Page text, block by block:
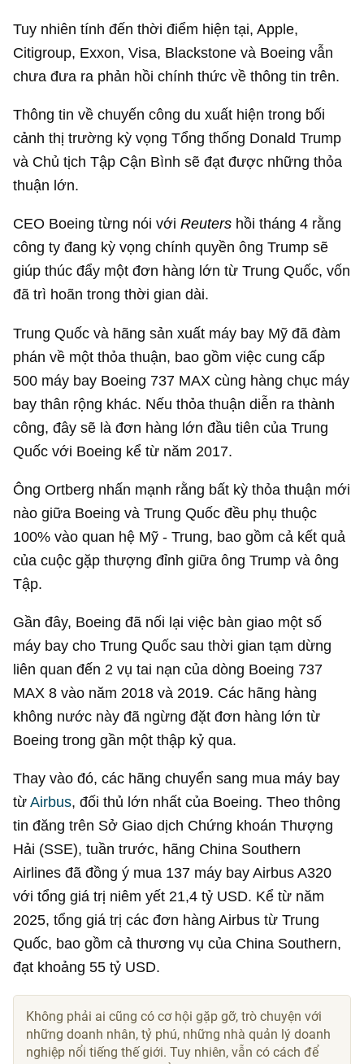
Tuy nhiên tính đến thời điểm hiện tại, Apple,
Citigroup, Exxon, Visa, Blackstone và Boeing vẫn
chưa đưa ra phản hồi chính thức về thông tin trên.
Thông tin về chuyến công du xuất hiện trong bối
cảnh thị trường kỳ vọng Tổng thống Donald Trump
và Chủ tịch Tập Cận Bình sẽ đạt được những thỏa
thuận lớn.
CEO Boeing từng nói vớiReuters hồi tháng 4 rằng
công ty đang kỳ vọng chính quyền ông Trump sẽ
giúp thúc đẩy một đơn hàng lớn từ Trung Quốc, vốn
đã trì hoãn trong thời gian dài.
Trung Quốc và hãng sản xuất máy bay Mỹ đã đàm
phán về một thỏa thuận, bao gồm việc cung cấp
500 máy bay Boeing 737 MAX cùng hàng chục máy
bay thân rộng khác. Nếu thỏa thuận diễn ra thành
công, đây sẽ là đơn hàng lớn đầu tiên của Trung
Quốc với Boeing kể từ năm 2017.
Ông Ortberg nhấn mạnh rằng bất kỳ thỏa thuận mới
nào giữa Boeing và Trung Quốc đều phụ thuộc
100% vào quan hệ Mỹ - Trung, bao gồm cả kết quả
của cuộc gặp thượng đỉnh giữa ông Trump và ông
Tập.
Gần đây, Boeing đã nối lại việc bàn giao một số
máy bay cho Trung Quốc sau thời gian tạm dừng
liên quan đến 2 vụ tai nạn của dòng Boeing 737
MAX 8 vào năm 2018 và 2019. Các hãng hàng
không nước này đã ngừng đặt đơn hàng lớn từ
Boeing trong gần một thập kỷ qua.
Thay vào đó, các hãng chuyển sang mua máy bay
từAirbus, đối thủ lớn nhất của Boeing. Theo thông
tin đăng trên Sở Giao dịch Chứng khoán Thượng
Hải (SSE), tuần trước, hãng China Southern
Airlines đã đồng ý mua 137 máy bay Airbus A320
với tổng giá trị niêm yết 21,4 tỷ USD. Kể từ năm
2025, tổng giá trị các đơn hàng Airbus từ Trung
Quốc, bao gồm cả thương vụ của China Southern,
đạt khoảng55 tỷ USD.
Không phải ai cũng có cơ hội gặp gỡ, trò chuyện với
những doanh nhân, tỷ phú, những nhà quản lý doanh
nghiệp nổi tiếng thế giới. Tuy nhiên, vẫn có cách để